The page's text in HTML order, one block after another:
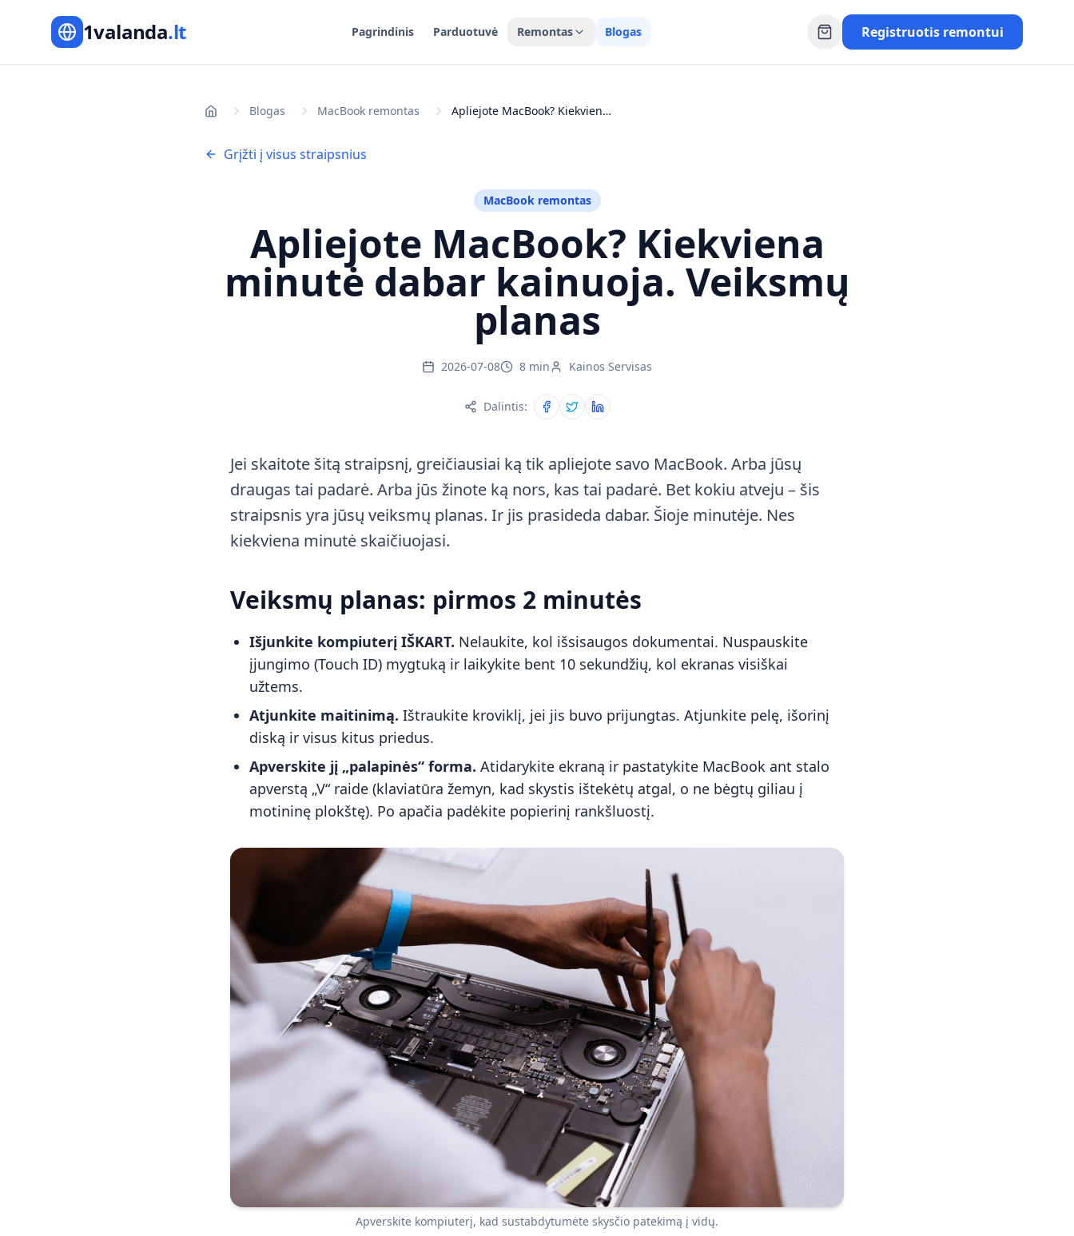
1valanda.lt Pagrindinis Parduotuvė Remontas Blogas Registruotis remontui
Pradžia Blogas MacBook remontas Apliejote MacBook? Kiekviena minutė dabar kainuoja. Veiksmų planas
Grįžti į visus straipsnius
MacBook remontas
Apliejote MacBook? Kiekviena
minutė dabar kainuoja. Veiksmų
planas
2026-07-08 8 min Kainos Servisas
Dalintis: Dalintis Facebook
Dalintis Twitter
Dalintis LinkedIn
Jei skaitote šitą straipsnį, greičiausiai ką tik apliejote savo MacBook. Arba jūsų
draugas tai padarė. Arba jūs žinote ką nors, kas tai padarė. Bet kokiu atveju – šis
straipsnis yra jūsų veiksmų planas. Ir jis prasideda dabar. Šioje minutėje. Nes
kiekviena minutė skaičiuojasi.
Veiksmų planas: pirmos 2 minutės
Išjunkite kompiuterį IŠKART. Nelaukite, kol išsisaugos dokumentai. Nuspauskite
įjungimo (Touch ID) mygtuką ir laikykite bent 10 sekundžių, kol ekranas visiškai
užtems.
Atjunkite maitinimą. Ištraukite kroviklį, jei jis buvo prijungtas. Atjunkite pelę, išorinį
diską ir visus kitus priedus.
Apverskite jį „palapinės“ forma. Atidarykite ekraną ir pastatykite MacBook ant stalo
apverstą „V“ raide (klaviatūra žemyn, kad skystis ištekėtų atgal, o ne bėgtų giliau į
motininę plokštę). Po apačia padėkite popierinį rankšluostį.
Apverskite kompiuterį, kad sustabdytumėte skysčio patekimą į vidų.